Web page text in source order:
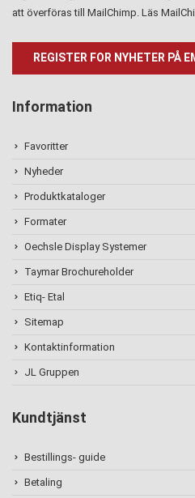
att överföras till MailChimp. Läs
Information
Favoritter
Nyheder
Produktkataloger
Formater
Oechsle Display Systemer
Taymar Brochureholder
Etiq- Etal
Sitemap
Kontaktinformation
JL Gruppen
Kundtjänst
Bestillings- guide
Betaling